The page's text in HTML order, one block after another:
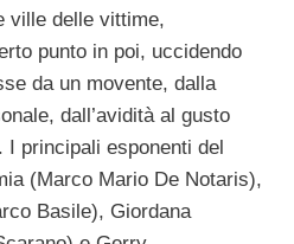
ville delle vittime,
punto in poi, uccidendo
da un movente, dalla
dall’avidità al gusto
principali esponenti del
(Marco Mario De Notaris),
Basile), Giordana